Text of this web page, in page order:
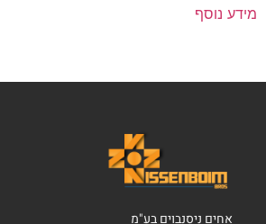
מידע נוסף
אחים ניסנבוים בע"מ